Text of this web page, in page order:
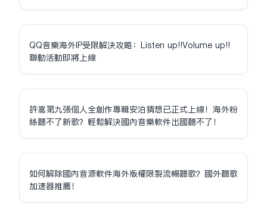
QQ音樂海外IP受限解決攻略：Listen up!!Volume up!!
聯動活動即將上線
許嵩第九張個人全創作專輯安泊猜想已正式上線！海外粉
絲聽不了新歌？輕鬆解決國內音樂軟件出國聽不了！
如何解除國內音源軟件海外版權限制流暢聽歌？國外聽歌
加速器推薦！